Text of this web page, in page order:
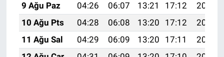
9 Ağu Paz
04:26 06:07 13:21 17:12
20:25
10 Ağu Pts
04:28 06:08 13:20 17:12
20:23
11 Ağu Sal
04:29 06:09 13:20 17:11
20:22